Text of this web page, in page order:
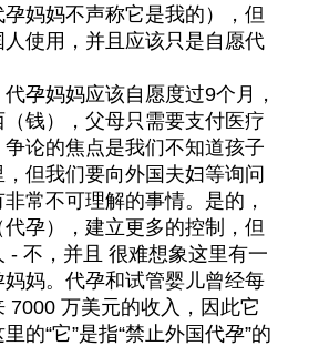
妈妈不声称它是我的），但
使用，并且应该只是自愿代
孕妈妈应该自愿度过9个月，
钱），父母只需要支付医疗
论的焦点是我们不知道孩子
但我们要向外国夫妇等询问
常不可理解的事情。是的，
孕），建立更多的控制，但
- 不，并且 很难想象这里有一
妈。代孕和试管婴儿曾经每
7000 万美元的收入，因此它
里的“它”是指“禁止外国代孕”的